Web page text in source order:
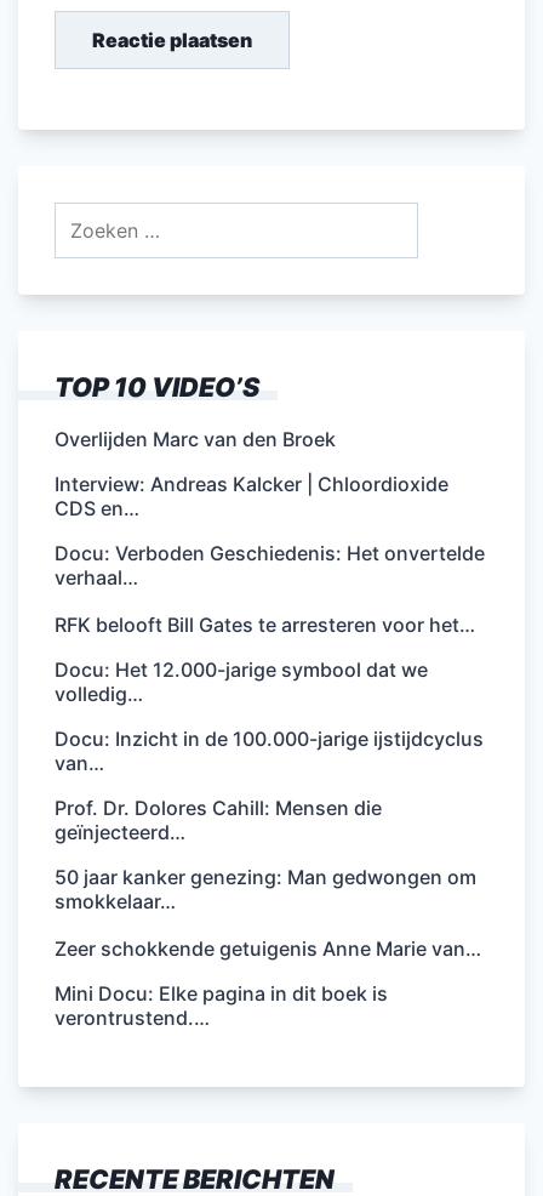
TOP 10 VIDEO’S
Overlijden Marc van den Broek
Interview: Andreas Kalcker | Chloordioxide
CDS en…
Docu: Verboden Geschiedenis: Het onvertelde
verhaal…
RFK belooft Bill Gates te arresteren voor het…
Docu: Het 12.000-jarige symbool dat we
volledig…
Docu: Inzicht in de 100.000-jarige ijstijdcyclus
van…
Prof. Dr. Dolores Cahill: Mensen die
geïnjecteerd…
50 jaar kanker genezing: Man gedwongen om
smokkelaar…
Zeer schokkende getuigenis Anne Marie van…
Mini Docu: Elke pagina in dit boek is
verontrustend.…
RECENTE BERICHTEN